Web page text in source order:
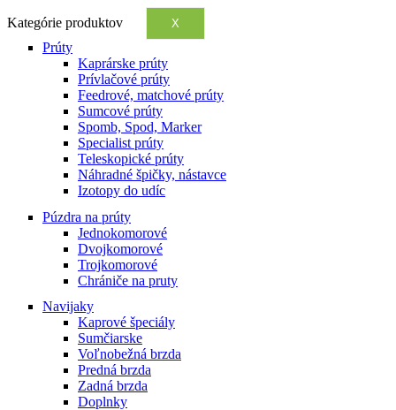
Kategórie produktov X
Prúty
Kaprárske prúty
Prívlačové prúty
Feedrové, matchové prúty
Sumcové prúty
Spomb, Spod, Marker
Specialist prúty
Teleskopické prúty
Náhradné špičky, nástavce
Izotopy do udíc
Púzdra na prúty
Jednokomorové
Dvojkomorové
Trojkomorové
Chrániče na pruty
Navijaky
Kaprové špeciály
Sumčiarske
Voľnobežná brzda
Predná brzda
Zadná brzda
Doplnky